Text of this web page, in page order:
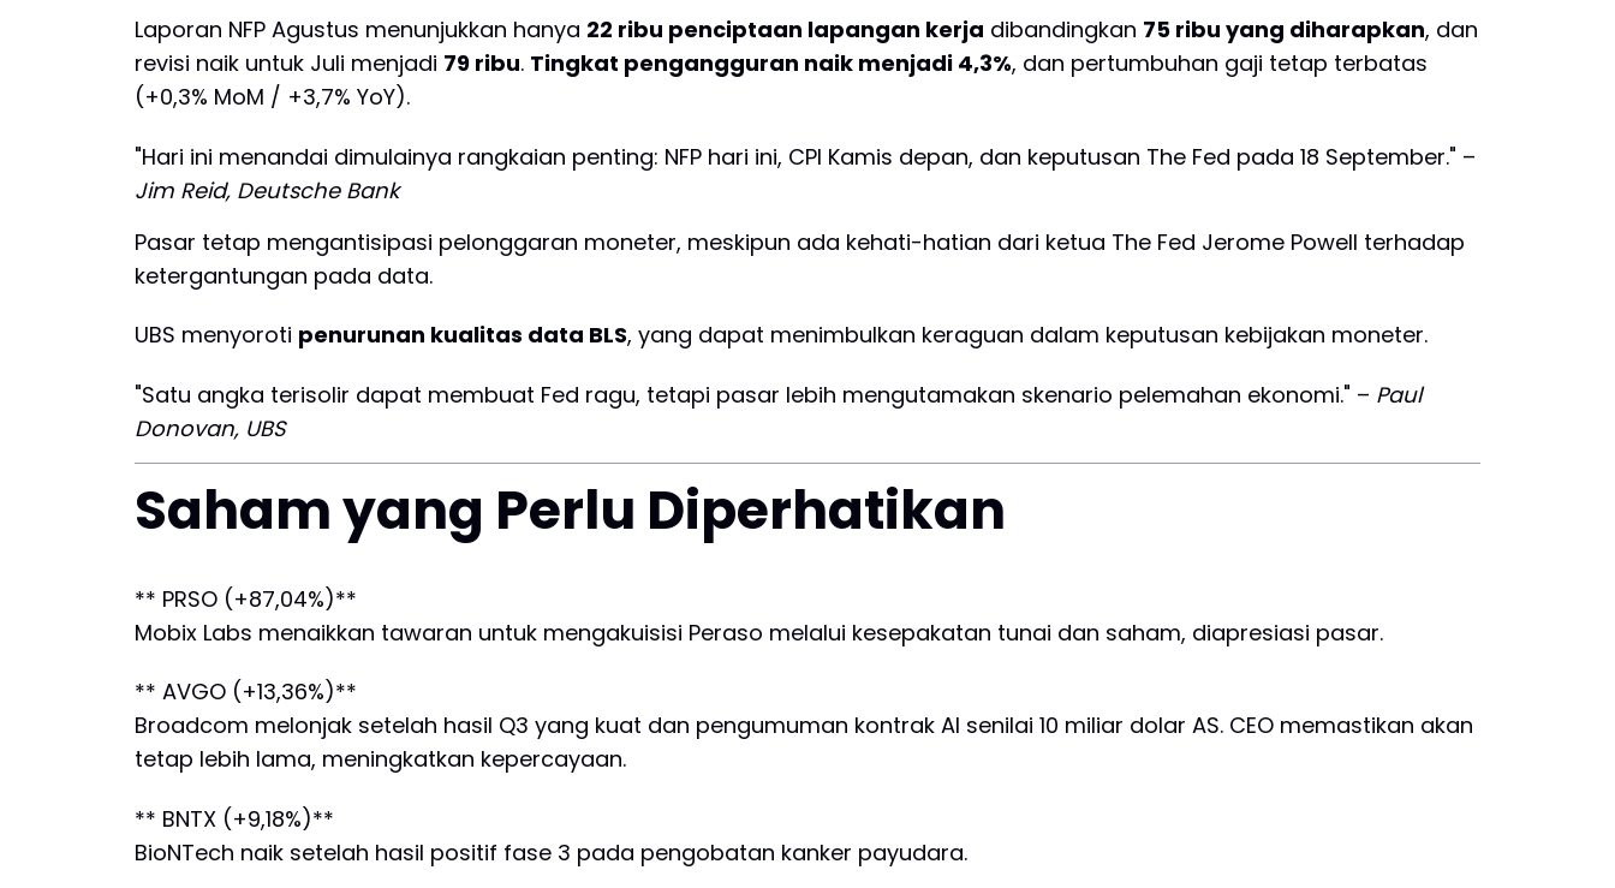
Laporan NFP Agustus menunjukkan hanya 22 ribu penciptaan lapangan kerja dibandingkan 75 ribu yang diharapkan, dan
revisi naik untuk Juli menjadi 79 ribu. Tingkat pengangguran naik menjadi 4,3%, dan pertumbuhan gaji tetap terbatas
(+0,3% MoM / +3,7% YoY).
"Hari ini menandai dimulainya rangkaian penting: NFP hari ini, CPI Kamis depan, dan keputusan The Fed pada 18 September." –
Jim Reid, Deutsche Bank
Pasar tetap mengantisipasi pelonggaran moneter, meskipun ada kehati-hatian dari ketua The Fed Jerome Powell terhadap
ketergantungan pada data.
UBS menyoroti penurunan kualitas data BLS, yang dapat menimbulkan keraguan dalam keputusan kebijakan moneter.
"Satu angka terisolir dapat membuat Fed ragu, tetapi pasar lebih mengutamakan skenario pelemahan ekonomi." – Paul
Donovan, UBS
Saham yang Perlu Diperhatikan
** PRSO (+87,04%)**
Mobix Labs menaikkan tawaran untuk mengakuisisi Peraso melalui kesepakatan tunai dan saham, diapresiasi pasar.
** AVGO (+13,36%)**
Broadcom melonjak setelah hasil Q3 yang kuat dan pengumuman kontrak AI senilai 10 miliar dolar AS. CEO memastikan akan
tetap lebih lama, meningkatkan kepercayaan.
** BNTX (+9,18%)**
BioNTech naik setelah hasil positif fase 3 pada pengobatan kanker payudara.